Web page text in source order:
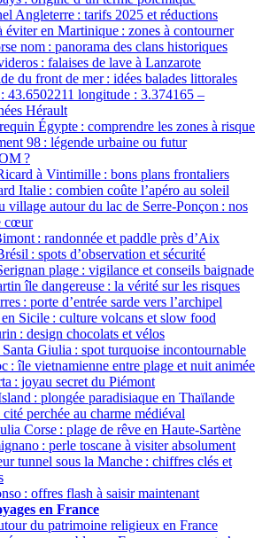
Angleterre : tarifs 2025 et réductions
éviter en Martinique : zones à contourner
nom : panorama des clans historiques
: falaises de lave à Lanzarote
du front de mer : idées balades littorales
43.6502211 longitude : 3.374165 –
Hérault
Égypte : comprendre les zones à risque
98 : légende urbaine ou futur
?
à Vintimille : bons plans frontaliers
Italie : combien coûte l’apéro au soleil
village autour du lac de Serre‑Ponçon : nos
cœur
: randonnée et paddle près d’Aix
: spots d’observation et sécurité
plage : vigilance et conseils baignade
île dangereuse : la vérité sur les risques
: porte d’entrée sarde vers l’archipel
Sicile : culture volcans et slow food
: design chocolats et vélos
Santa Giulia : spot turquoise incontournable
: île vietnamienne entre plage et nuit animée
: joyau secret du Piémont
: plongée paradisiaque en Thaïlande
perchée au charme médiéval
Corse : plage de rêve en Haute‑Sartène
: perle toscane à visiter absolument
tunnel sous la Manche : chiffres clés et
: offres flash à saisir maintenant
en France
du patrimoine religieux en France